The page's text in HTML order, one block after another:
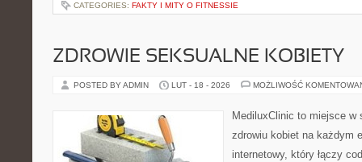
CATEGORIES: FAKTY I MITY O FITNESSIE
ZDROWIE SEKSUALNE KOBIETY
POSTED BY ADMIN LUT - 18 - 2026 MOŻLIWOŚĆ
MediluxClinic to miejsce
zdrowiu kobiet na każdym
internetowy, który łączy